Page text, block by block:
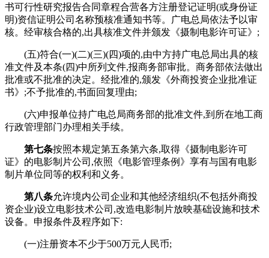
书可行性研究报告合同章程合营各方注册登记证明(或身份证
明)资信证明公司名称预核准通知书等。广电总局依法予以审
核。经审核合格的,出具核准文件并颁发《摄制电影许可证》;
(五)符合(一)(二)(三)(四)项的,由中方持广电总局出具的核
准文件及本条(四)中所列文件,报商务部审批。商务部依法做出
批准或不批准的决定。经批准的,颁发《外商投资企业批准证
书》;不予批准的,书面回复理由;
(六)申报单位持广电总局商务部的批准文件,到所在地工商
行政管理部门办理相关手续。
第七条按照本规定第五条第六条,取得《摄制电影许可
证》的电影制片公司,依照《电影管理条例》享有与国有电影
制片单位同等的权利和义务。
第八条允许境内公司企业和其他经济组织(不包括外商投
资企业)设立电影技术公司,改造电影制片放映基础设施和技术
设备。申报条件及程序如下:
(一)注册资本不少于500万元人民币;